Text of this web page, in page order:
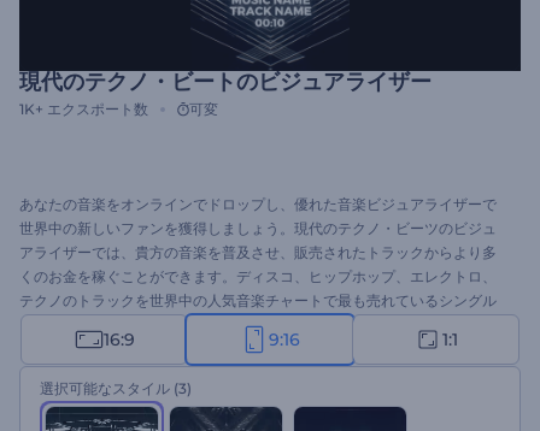
現代のテクノ・ビートのビジュアライザー
1K+ エクスポート数 可変
あなたの音楽をオンラインでドロップし、優れた音楽ビジュアライザーで
世界中の新しいファンを獲得しましょう。現代のテクノ・ビーツのビジュ
アライザーでは、貴方の音楽を普及させ、販売されたトラックからより多
くのお金を稼ぐことができます。ディスコ、ヒップホップ、エレクトロ、
テクノのトラックを世界中の人気音楽チャートで最も売れているシングル
のリストに載せるために、このソフトを使ってください。あなたの曲をア
ップロードして数分待つと、高解像度のオーディオビジュアライザーが表
示されます。DJのシングルドロップ、ニューアルバムリリース、曲のプレ
イリストカバー、その他多くのプロジェクトに理想的に適しています。今
すぐお試しください！
16:9 9:16 1:1
選択可能なスタイル (3)